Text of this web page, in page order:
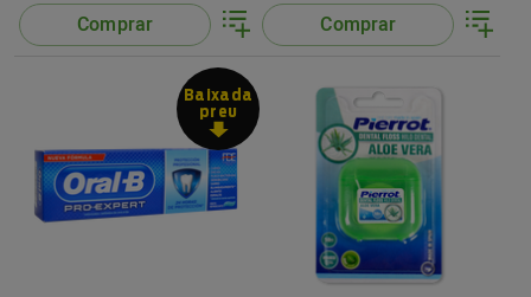
Comprar Comprar
Baixada
preu